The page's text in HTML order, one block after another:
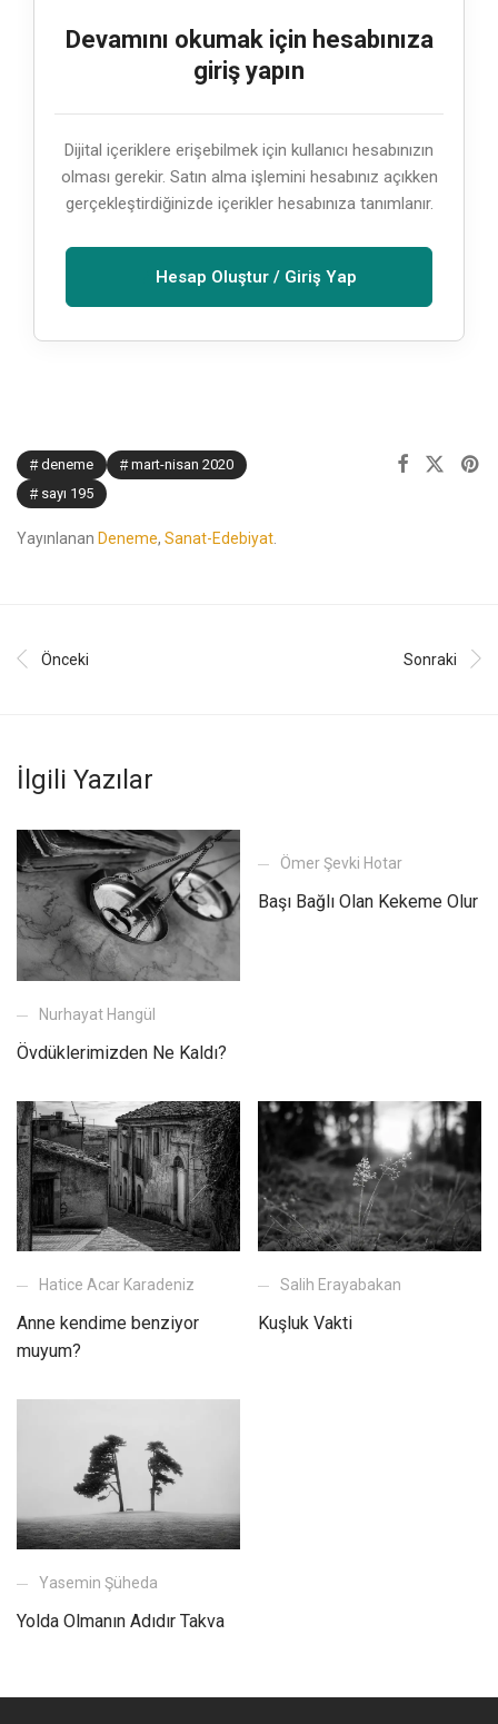
Devamını okumak için hesabınıza
giriş yapın
Dijital içeriklere erişebilmek için kullanıcı hesabınızın
olması gerekir. Satın alma işlemini hesabınız açıkken
gerçekleştirdiğinizde içerikler hesabınıza tanımlanır.
Hesap Oluştur / Giriş Yap
deneme
mart-nisan 2020
sayı 195
Yayınlanan Deneme, Sanat-Edebiyat
Önceki Sonraki
İlgili Yazılar
Nurhayat Hangül
Övdüklerimizden Ne Kaldı?
Ömer Şevki Hotar
Başı Bağlı Olan Kekeme Olur
Hatice Acar Karadeniz
Anne kendime benziyor
muyum?
Salih Erayabakan
Kuşluk Vakti
Yasemin Şüheda
Yolda Olmanın Adıdır Takva